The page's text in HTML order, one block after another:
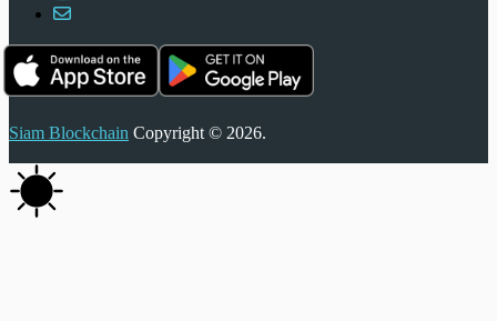
Siam Blockchain Copyright © 2026.